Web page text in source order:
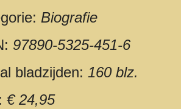
Biografie
97890-5325-451-6
bladzijden: 160 blz.
€ 24,95